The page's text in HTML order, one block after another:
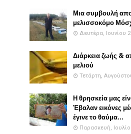
Μια συμβουλή
μελισσοκόμο
Δευτέρα, Ιουνίου
Διάρκεια ζωής &
μελιού
Τετάρτη,
Η θρησκεία μας
Έβαλαν εικόνες
έγινε το θαύμα...
Παρασκευή,